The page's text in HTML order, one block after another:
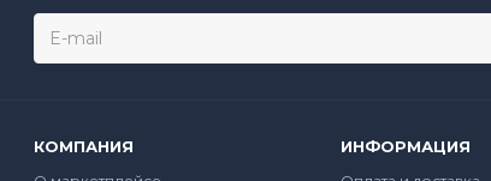
КОМПАНИЯ
ИНФОРМАЦИЯ